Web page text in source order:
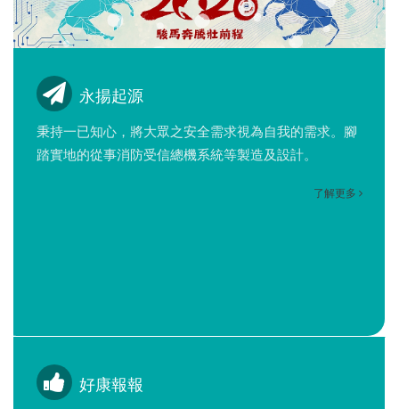
永揚起源
秉持一已知心，將大眾之安全需求視為自我的需求。腳
踏實地的從事消防受信總機系統等製造及設計。
了解更多
好康報報